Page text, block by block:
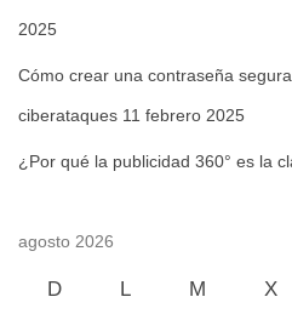
2025
Cómo crear una contraseña
ciberataques 11 febrero 2025
¿Por qué la publicidad 360° es la
agosto 2026
D L M X